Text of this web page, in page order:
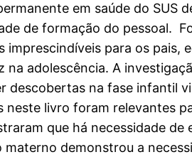
em saúde do
de formação do pessoal.
para os
na adolescência. A
descobertas na fase infantil
livro foram relevantes
que há necessidade
demonstrou a